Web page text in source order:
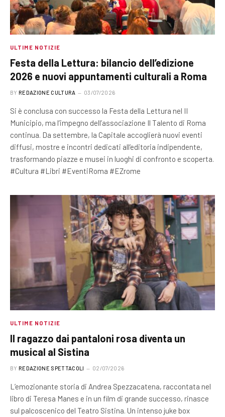
ULTIME NOTIZIE
Festa della Lettura: bilancio dell’edizione
2026 e nuovi appuntamenti culturali a Roma
BY REDAZIONE CULTURA 03/07/2026
Si è conclusa con successo la Festa della Lettura nel II
Municipio, ma l’impegno dell’associazione Il Talento di Roma
continua. Da settembre, la Capitale accoglierà nuovi eventi
diffusi, mostre e incontri dedicati all’editoria indipendente,
trasformando piazze e musei in luoghi di confronto e scoperta.
#Cultura #Libri #EventiRoma #EZrome
ULTIME NOTIZIE
Il ragazzo dai pantaloni rosa diventa un
musical al Sistina
BY REDAZIONE SPETTACOLI 02/07/2026
L’emozionante storia di Andrea Spezzacatena, raccontata nel
libro di Teresa Manes e in un film di grande successo, rinasce
sul palcoscenico del Teatro Sistina. Un intenso juke box